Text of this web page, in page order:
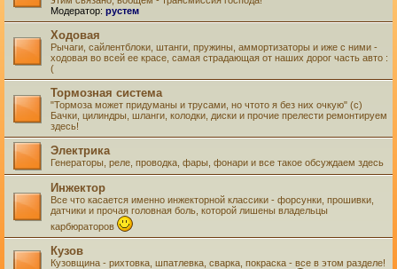
Модератор: рустем
Ходовая
Рычаги, сайлентблоки, штанги, пружины, аммортизаторы и иже с ними -
ходовая во всей ее красе, самая страдающая от наших дорог часть авто :
(
Тормозная система
"Тормоза может придуманы и трусами, но чтото я без них очкую" (с)
Бачки, цилиндры, шланги, колодки, диски и прочие прелести ремонтируем
здесь!
Электрика
Генераторы, реле, проводка, фары, фонари и все такое обсуждаем здесь
Инжектор
Все что касается именно инжекторной классики - форсунки, прошивки,
датчики и прочая головная боль, которой лишены владельцы
карбюраторов
Кузов
Кузовщина - рихтовка, шпатлевка, сварка, покраска - все в этом разделе!